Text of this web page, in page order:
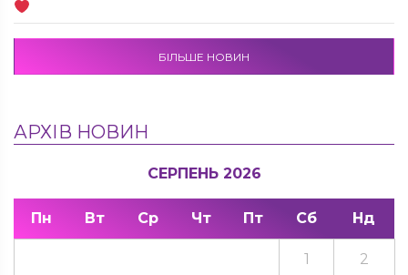
БІЛЬШЕ НОВИН
АРХІВ НОВИН
СЕРПЕНЬ 2026
Пн Вт Ср Чт Пт Сб Нд
1 2